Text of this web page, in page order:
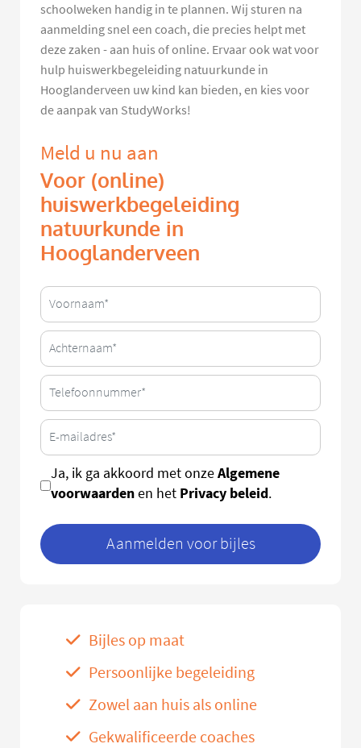
schoolweken handig in te plannen. Wij sturen na
aanmelding snel een coach, die precies helpt met
deze zaken - aan huis of online. Ervaar ook wat voor
hulp huiswerkbegeleiding natuurkunde in
Hooglanderveen uw kind kan bieden, en kies voor
de aanpak van StudyWorks!
Meld u nu aan
Voor (online)
huiswerkbegeleiding
natuurkunde in
Hooglanderveen
Ja, ik ga akkoord met onzeAlgemene
voorwaardenen het Privacy beleid.
Aanmelden voor bijles
Bijles op maat
Persoonlijke begeleiding
Zowel aan huis als online
Gekwalificeerde coaches